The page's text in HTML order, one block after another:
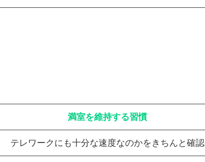
満室を維持する習慣
テレワークにも十分な速度なのかをきちんと確認